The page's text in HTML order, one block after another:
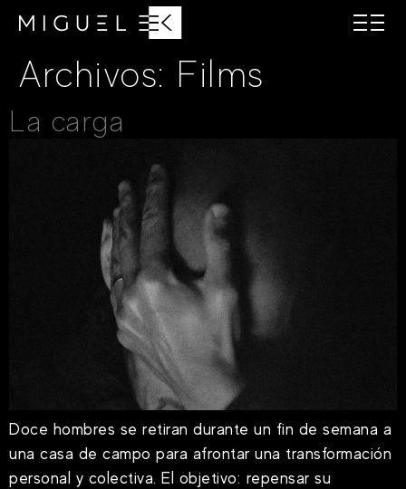
Archivos: Films
La carga
Doce hombres se retiran durante un fin de semana a
una casa de campo para afrontar una transformación
personal y colectiva. El objetivo: repensar su